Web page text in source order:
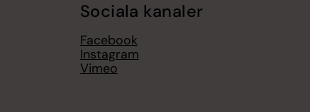
Sociala kanaler
Facebook
Instagram
Vimeo